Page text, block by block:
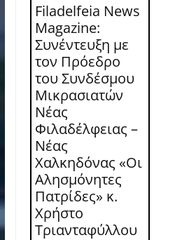
Filadelfeia News
Magazine:
Συνέντευξη με
τον Πρόεδρο
του Συνδέσμου
Μικρασιατών
Νέας
Φιλαδέλφειας –
Νέας
Χαλκηδόνας «Οι
Αλησμόνητες
Πατρίδες» κ.
Χρήστο
Τριανταφύλλου